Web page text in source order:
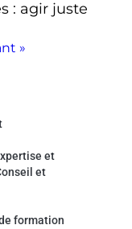
: agir juste
»
et
et
formation